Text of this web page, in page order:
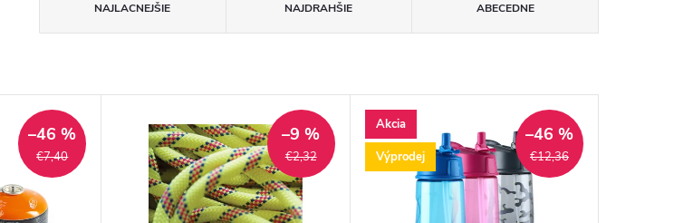
NAJLACNEJŠIE NAJDRAHŠIE ABECEDNE
€7,40
–46 %
€2,32
–9 %
Akcia
Výprodej
€12,36
–46 %